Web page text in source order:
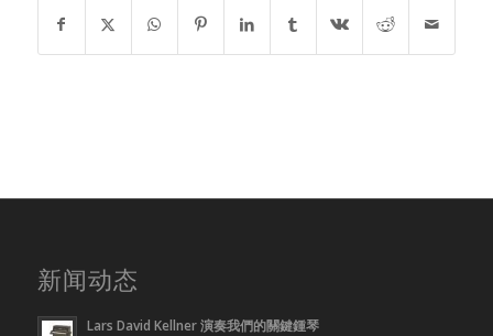
新闻动态
Lars David Kellner 演奏我們的關鍵鍾琴